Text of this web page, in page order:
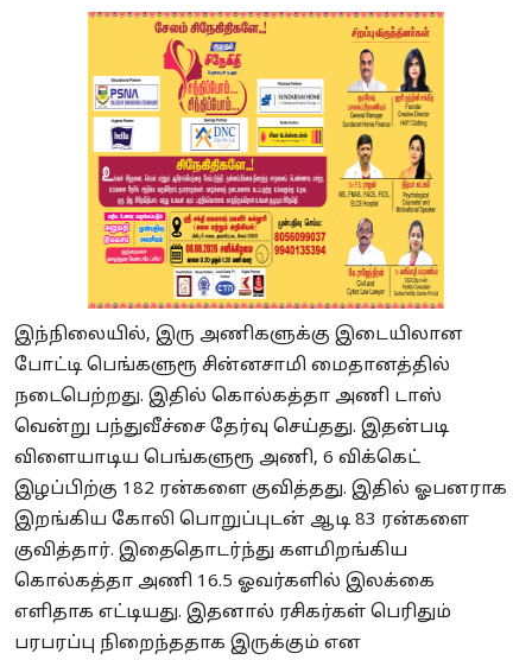
இந்நிலையில், இரு அணிகளுக்கு இடையிலான
போட்டி பெங்களுரூ சின்னசாமி மைதானத்தில்
நடைபெற்றது. இதில் கொல்கத்தா அணி டாஸ்
வென்று பந்துவீச்சை தேர்வு செய்தது. இதன்படி
விளையாடிய பெங்களுரூ அணி, 6 விக்கெட்
இழப்பிற்கு 182 ரன்களை குவித்தது. இதில் ஓபனராக
இறங்கிய கோலி பொறுப்புடன் ஆடி 83 ரன்களை
குவித்தார். இதைதொடர்ந்து களமிறங்கிய
கொல்கத்தா அணி 16.5 ஓவர்களில் இலக்கை
எளிதாக எட்டியது. இதனால் ரசிகர்கள் பெரிதும்
பரபரப்பு நிறைந்ததாக இருக்கும் என